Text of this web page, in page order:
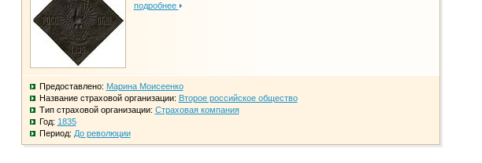
подробнее
Предоставлено: Марина Моисеенко
Название страховой организации: Второе российское общество
Тип страховой организации: Страховая компания
Год: 1835
Период: До революции